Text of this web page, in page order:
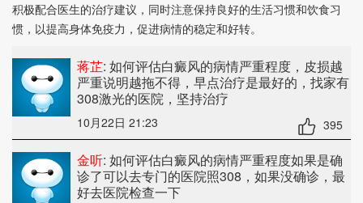
积极配合医生的治疗建议，同时注意保持良好的生活习惯和饮食习
惯，以提高身体免疫力，促进病情的稳定和好转。
蒋芷: 如何评估白癜风的病情严重程度，皮损越
严重说明越拖不得，早点治疗是最好的，找家有
308激光的医院，坚持治疗
10月22日 21:23 395
金听: 如何评估白癜风的病情严重程度如果是确
诊了可以去专门的医院照308，如果没确诊，最
好去医院检查一下